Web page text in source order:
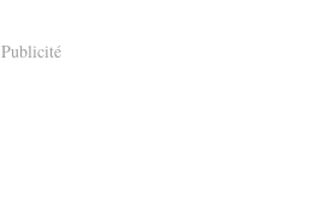
Publicité